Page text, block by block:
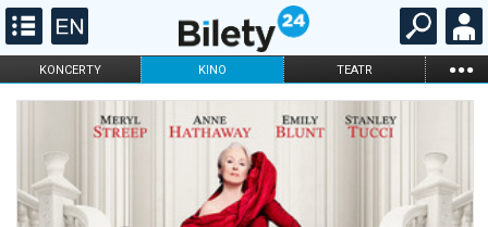
KONCERTY KINO TEATR ...
FILHARMONIA OPERA I BALET
DLA DZIECI
ONLINE KARNETY